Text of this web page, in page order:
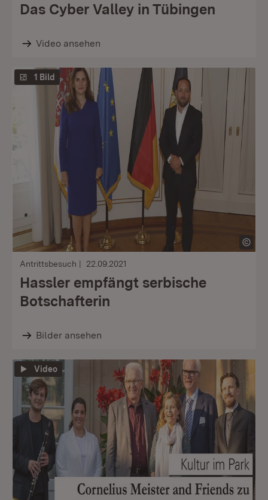
Das Cyber Valley in Tübingen
Video ansehen
1 Bild
Antrittsbesuch 22.09.2021
Hassler empfängt serbische
Botschafterin
Bilder ansehen
Video